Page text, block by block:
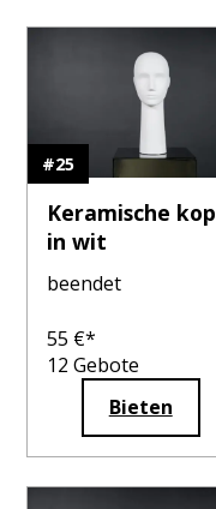
#25
Keramische kop
in wit
beendet
55 €*
12 Gebote
Bieten